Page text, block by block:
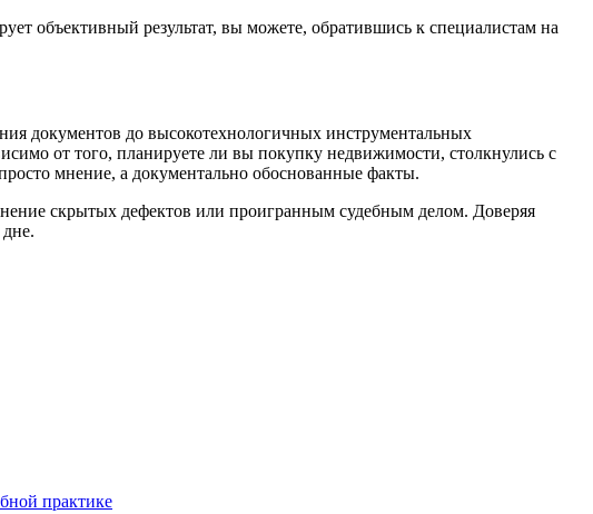
объективный результат, вы можете, обратившись к специалистам на
документов до высокотехнологичных инструментальных
от того, планируете ли вы покупку недвижимости, столкнулись с
мнение, а документально обоснованные факты.
скрытых дефектов или проигранным судебным делом. Доверяя
практике